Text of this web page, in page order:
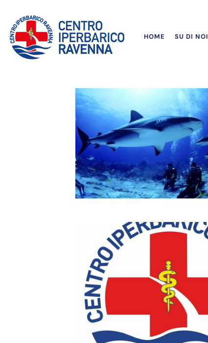
HOME SU DI NOI